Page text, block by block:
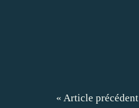
« Article précédent